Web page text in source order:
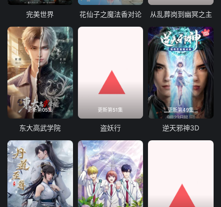
89 90 91 92
93 96
97 100
101 104
105 108
109 112
113 116
117 118
121 122 123
125 126 127 128
完美世界 花仙子之魔法香对论 从乱葬岗到幽冥之主
更新第05集
东大高武学院
更新第51集
盗妖行
更新第49集
逆天邪神3D